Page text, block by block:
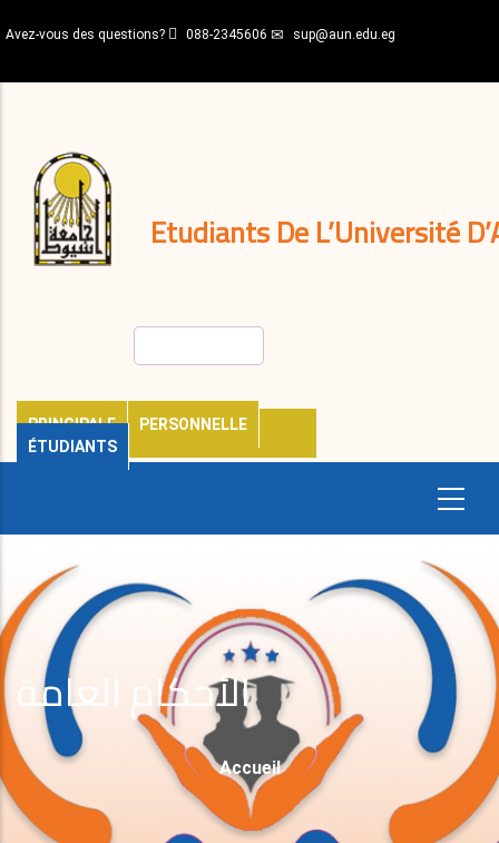
au
principal
Avez-vous des questions? 088-2345606 sup@aun.edu.eg
Etudiants De L’Université
PRINCIPALE
PERSONNELLE
ÉTUDIANTS
décisions
Expatriés
Journal
الأحكام العامة
Fil
D'Ariane
Accueil